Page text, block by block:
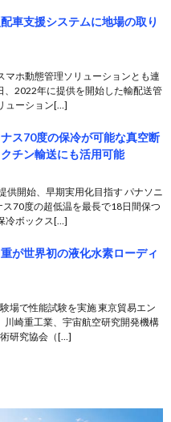
車支援システムに地場の取り
マホ動態管理ソリューションとも連
、2022年に提供を開始した輸配送管
ューション[…]
ス70度の保冷が可能な真空断
チン輸送にも活用可能
供開始、早期実用化目指す パナソニ
70度の超低温を最長で18日間保つ
冷ボックス[…]
が世界初の液化水素ローディ
場で性能試験を実施 東京貿易エン
川崎重工業、宇宙航空研究開発機構
術研究協会（[…]